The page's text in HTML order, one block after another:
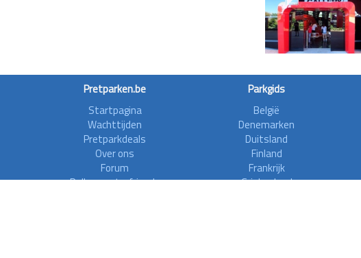
Pretparken.be
Startpagina
Wachttijden
Pretparkdeals
Over ons
Forum
Rollercoasterfriends
Parkgids
België
Denemarken
Duitsland
Finland
Frankrijk
Griekenland